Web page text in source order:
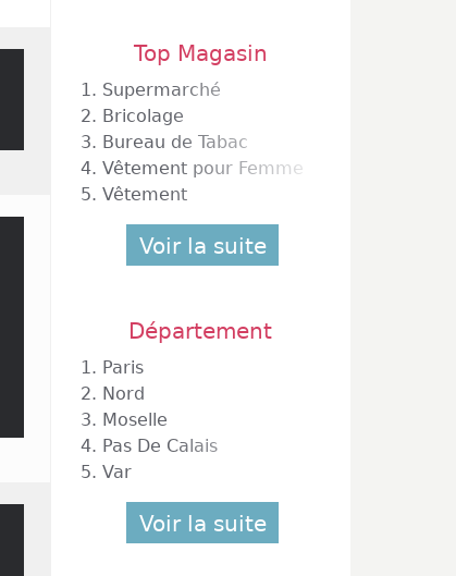
Top Magasin
1. Supermarché
2. Bricolage
3. Bureau de Tabac
4. Vêtement pour Femme
5. Vêtement
Voir la suite
Département
1. Paris
2. Nord
3. Moselle
4. Pas De Calais
5. Var
Voir la suite